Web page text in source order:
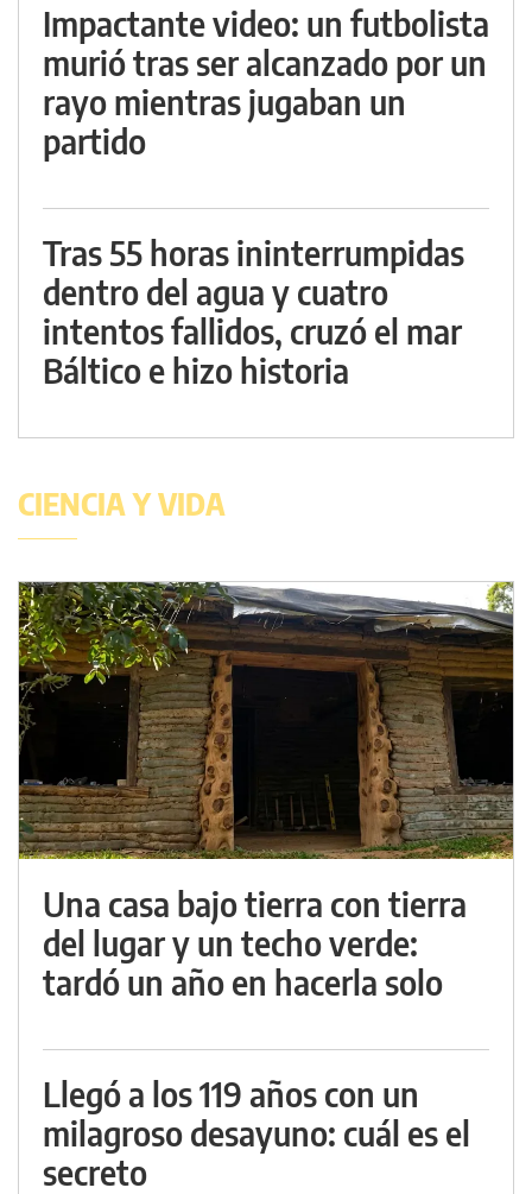
Impactante video: un futbolista
murió tras ser alcanzado por un
rayo mientras jugaban un
partido
Tras 55 horas ininterrumpidas
dentro del agua y cuatro
intentos fallidos, cruzó el mar
Báltico e hizo historia
CIENCIA Y VIDA
Una casa bajo tierra con tierra
del lugar y un techo verde:
tardó un año en hacerla solo
Llegó a los 119 años con un
milagroso desayuno: cuál es el
secreto